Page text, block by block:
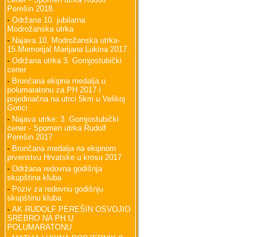
Perešin 2018.
- Održana 10. jubilarna
Modrožanska utrka
- Najava 10. Modrožanska utrka-
15.Memorijal Marijana Lukina 2017.
- Održana utrka 3. Gornjostubički
cener
- Brončana ekipna medalja u
polumaratonu za PH 2017 i
pojedinačna na utrci 5km u Velikoj
Gorici
- Najava utrke: 3. Gornjostubički
cener - Spomen utrka Rudolf
Perešin 2017
- Brončana medalja na ekipnom
prvenstvu Hrvatske u krosu 2017
- Održana redovna godišnja
skupština kluba
- Poziv za redovnu godišnju
skupštinu kluba
- AK RUDOLF PEREŠIN OSVOJIO
SREBRO NA PH U
POLUMARATONU